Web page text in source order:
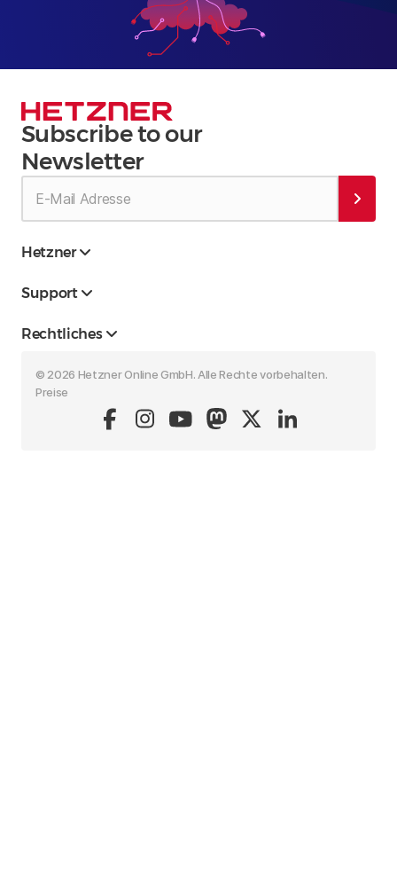
Subscribe to our
Newsletter
Hetzner
Support
Rechtliches
© 2026 Hetzner Online GmbH. Alle Rechte vorbehalten.
Preise